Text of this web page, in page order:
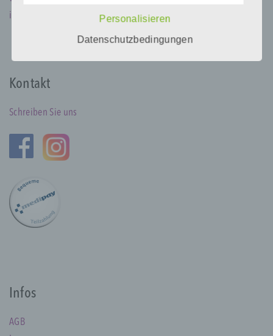
info@contur-line.de
Kontakt
Schreiben Sie uns
Infos
AGB
Daten auch auf alternativen Wegen,
übermitteln.
Begriffsbestimmungen
Begrifflichkeiten, die durch den Europäischen
der Datenschutz-Grundverordnung (DS-GVO)
verwendet wurden. Unsere
Datenschutzerklärung soll sowohl für die
Geschäftspartner einfach lesbar und
verständlich sein. Um dies zu gewährleisten,
möchten wir vorab die verwendeten
Begrifflichkeiten erläutern.
Personalisieren
Datenschutzbedingungen